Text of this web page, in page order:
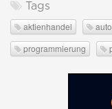
Tags
aktienhandel
programmierung